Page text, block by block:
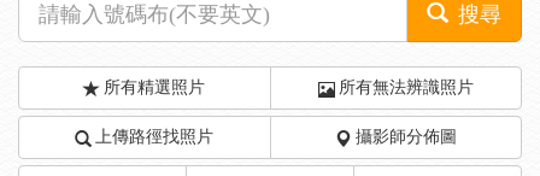
搜尋
所有精選照片 所有無法辨識照片
上傳路徑找照片 攝影師分佈圖